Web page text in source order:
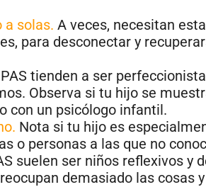
a solas. A veces, necesitan
para desconectar y
tienden a ser
Observa si tu hijo se
con un psicólogo infantil.
Nota si tu hijo es
o personas a las que no
suelen ser niños reflexivos y
demasiado las cosas